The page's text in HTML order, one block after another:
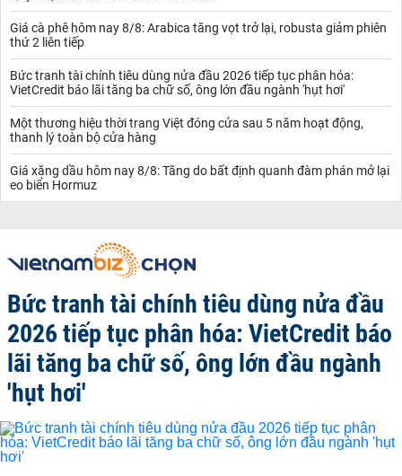
Giá cà phê hôm nay 8/8: Arabica tăng vọt trở lại, robusta giảm phiên
thứ 2 liên tiếp
Bức tranh tài chính tiêu dùng nửa đầu 2026 tiếp tục phân hóa:
VietCredit báo lãi tăng ba chữ số, ông lớn đầu ngành 'hụt hơi'
Một thương hiệu thời trang Việt đóng cửa sau 5 năm hoạt động,
thanh lý toàn bộ cửa hàng
Giá xăng dầu hôm nay 8/8: Tăng do bất định quanh đàm phán mở lại
eo biển Hormuz
Bức tranh tài chính tiêu dùng nửa đầu
2026 tiếp tục phân hóa: VietCredit báo
lãi tăng ba chữ số, ông lớn đầu ngành
'hụt hơi'